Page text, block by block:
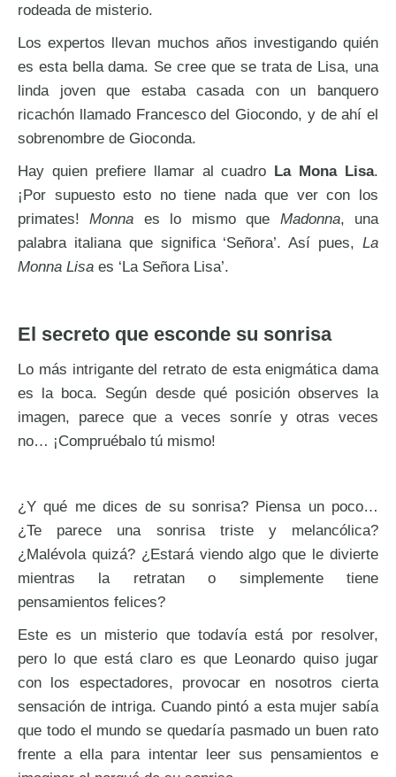
rodeada de misterio.
Los expertos llevan muchos años investigando quién
es esta bella dama. Se cree que se trata de Lisa, una
linda joven que estaba casada con un banquero
ricachón llamado Francesco del Giocondo, y de ahí el
sobrenombre de Gioconda.
Hay quien prefiere llamar al cuadro La Mona Lisa.
¡Por supuesto esto no tiene nada que ver con los
primates!Monna es lo mismo que Madonna, una
palabra italiana que significa ‘Señora’. Así pues, La
Monna Lisa es ‘La Señora Lisa’.
El secreto que esconde su sonrisa
Lo más intrigante del retrato de esta enigmática dama
es la boca. Según desde qué posición observes la
imagen, parece que a veces sonríe y otras veces
no… ¡Compruébalo tú mismo!
¿Y qué me dices de su sonrisa? Piensa un poco…
¿Te parece una sonrisa triste y melancólica?
¿Malévola quizá? ¿Estará viendo algo que le divierte
mientras la retratan o simplemente tiene
pensamientos felices?
Este es un misterio que todavía está por resolver,
pero lo que está claro es que Leonardo quiso jugar
con los espectadores, provocar en nosotros cierta
sensación de intriga. Cuando pintó a esta mujer sabía
que todo el mundo se quedaría pasmado un buen rato
frente a ella para intentar leer sus pensamientos e